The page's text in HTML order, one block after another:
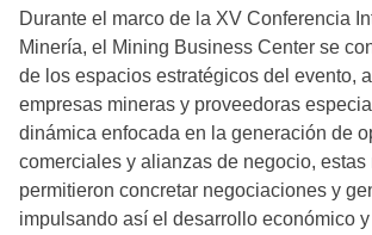
Durante el marco de la XV Conferencia
Minería, el Mining Business Center se
de los espacios estratégicos del evento,
empresas mineras y proveedoras
dinámica enfocada en la generación de
comerciales y alianzas de negocio, estas
permitieron concretar negociaciones y
impulsando así el desarrollo económico y